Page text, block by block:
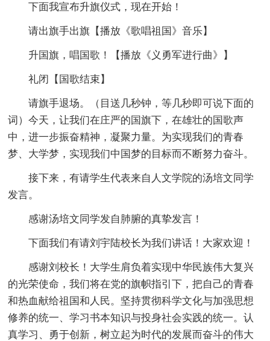
下面我宣布升旗仪式，现在开始！
请出旗手出旗【播放《歌唱祖国》音乐】
升国旗，唱国歌！【播放《义勇军进行曲》】
礼闭【国歌结束】
请旗手退场。（目送几秒钟，等几秒即可说下面的
词）今天，让我们在庄严的国旗下，在雄壮的国歌声
中，进一步振奋精神，凝聚力量。为实现我们的青春
梦、大学梦，实现我们中国梦的目标而不断努力奋斗。
接下来，有请学生代表来自人文学院的汤培文同学
发言。
感谢汤培文同学发自肺腑的真挚发言！
下面我们有请刘宇陆校长为我们讲话！大家欢迎！
感谢刘校长！大学生肩负着实现中华民族伟大复兴
的光荣使命，我们将在党的旗帜指引下，把自己的青春
和热血献给祖国和人民。坚持贯彻科学文化与加强思想
修养的统一、学习书本知识与投身社会实践的统一。认
真学习、勇于创新，树立起为时代的发展而奋斗的伟大